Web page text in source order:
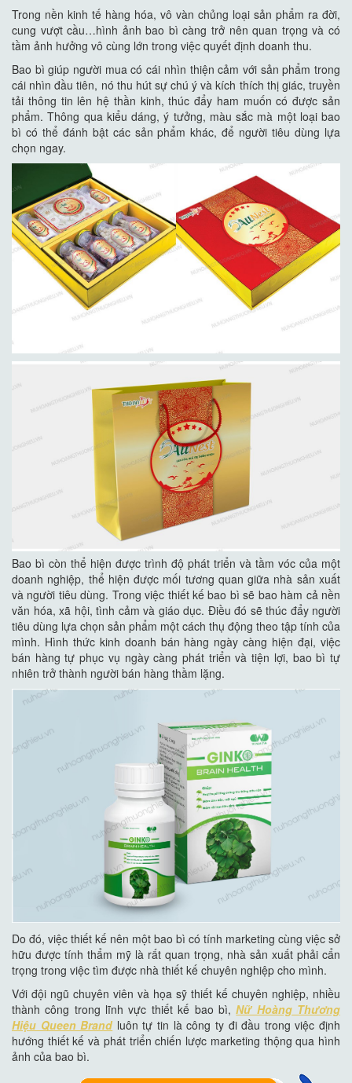
Trong nền kinh tế hàng hóa, vô vàn chủng loại sản phẩm ra đời,
cung vượt cầu…hình ảnh bao bì càng trở nên quan trọng và có
tầm ảnh hưởng vô cùng lớn trong việc quyết định doanh thu.
Bao bì giúp người mua có cái nhìn thiện cảm với sản phẩm trong
cái nhìn đầu tiên, nó thu hút sự chú ý và kích thích thị giác, truyền
tải thông tin lên hệ thần kinh, thúc đẩy ham muốn có được sản
phẩm. Thông qua kiểu dáng, ý tưởng, màu sắc mà một loại bao
bì có thể đánh bật các sản phẩm khác, để người tiêu dùng lựa
chọn ngay.
Bao bì còn thể hiện được trình độ phát triển và tầm vóc của một
doanh nghiệp, thể hiện được mối tương quan giữa nhà sản xuất
và người tiêu dùng. Trong việc thiết kế bao bì sẽ bao hàm cả nền
văn hóa, xã hội, tình cảm và giáo dục. Điều đó sẽ thúc đẩy người
tiêu dùng lựa chọn sản phẩm một cách thụ động theo tập tính của
mình. Hình thức kinh doanh bán hàng ngày càng hiện đại, việc
bán hàng tự phục vụ ngày càng phát triển và tiện lợi, bao bì tự
nhiên trở thành người bán hàng thầm lặng.
Do đó, việc thiết kế nên một bao bì có tính marketing cùng việc sở
hữu được tính thẩm mỹ là rất quan trọng, nhà sản xuất phải cẩn
trọng trong việc tìm được nhà thiết kế chuyên nghiệp cho mình.
Với đội ngũ chuyên viên và họa sỹ thiết kế chuyên nghiệp, nhiều
thành công trong lĩnh vực thiết kế bao bì,Nữ Hoàng Thương
Hiệu Queen Brand luôn tự tin là công ty đi đầu trong việc định
hướng thiết kế và phát triển chiến lược marketing thộng qua hình
ảnh của bao bì.